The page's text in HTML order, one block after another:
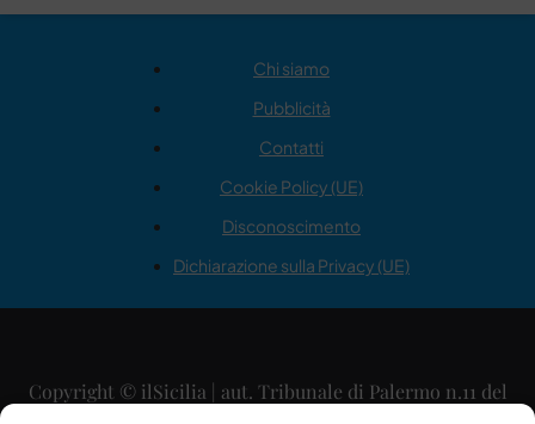
Chi siamo
Pubblicità
Contatti
Cookie Policy (UE)
Disconoscimento
Dichiarazione sulla Privacy (UE)
Copyright © ilSicilia | aut. Tribunale di Palermo n.11 del